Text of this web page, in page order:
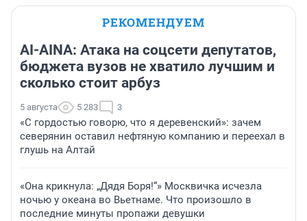
РЕКОМЕНДУЕМ
AI-AINA: Атака на соцсети депутатов,
бюджета вузов не хватило лучшим и
сколько стоит арбуз
5 августа 5 283 3
«С гордостью говорю, что я деревенский»: зачем
северянин оставил нефтяную компанию и переехал в
глушь на Алтай
«Она крикнула: „Дядя Боря!“» Москвичка исчезла
ночью у океана во Вьетнаме. Что произошло в
последние минуты пропажи девушки